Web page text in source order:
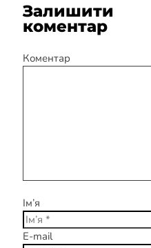
Залишити
коментар
Коментар
Ім’я
E-mail